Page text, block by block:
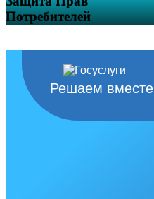
Потребителей
Решаем вместе